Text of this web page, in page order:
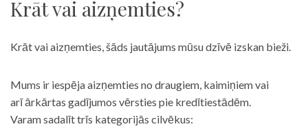
Krāt vai aizņemties?
Krāt vai aizņemties, šāds jautājums mūsu dzīvē izskan bieži.
Mums ir iespēja aizņemties no draugiem, kaimiņiem vai
arī ārkārtas gadījumos vērsties pie kredītiestādēm.
Varam sadalīt trīs kategorijās cilvēkus: